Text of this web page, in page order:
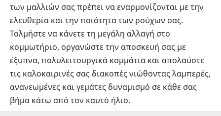
των μαλλιών σας πρέπει να εναρμονίζονται με την
ελευθερία και την ποιότητα των ρούχων σας.
Τολμήστε να κάνετε τη μεγάλη αλλαγή στο
κομμωτήριο, οργανώστε την αποσκευή σας με
έξυπνα, πολυλειτουργικά κομμάτια και απολαύστε
τις καλοκαιρινές σας διακοπές νιώθοντας λαμπερές,
ανανεωμένες και γεμάτες δυναμισμό σε κάθε σας
βήμα κάτω από τον καυτό ήλιο.